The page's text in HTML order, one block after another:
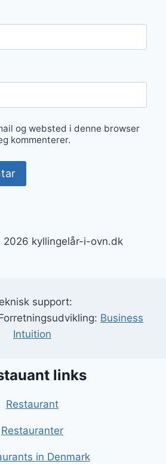
og websted i denne browser
kommenterer.
kyllingelår-i-ovn.dk
support:
Business
Intuition
links
Restaurant
Restauranter
in Denmark